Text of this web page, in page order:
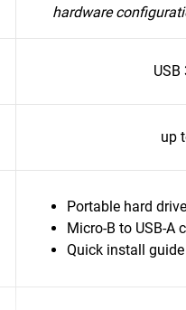
hardware
USB
up
Portable hard drive
Micro-B to USB-A
Quick install guide